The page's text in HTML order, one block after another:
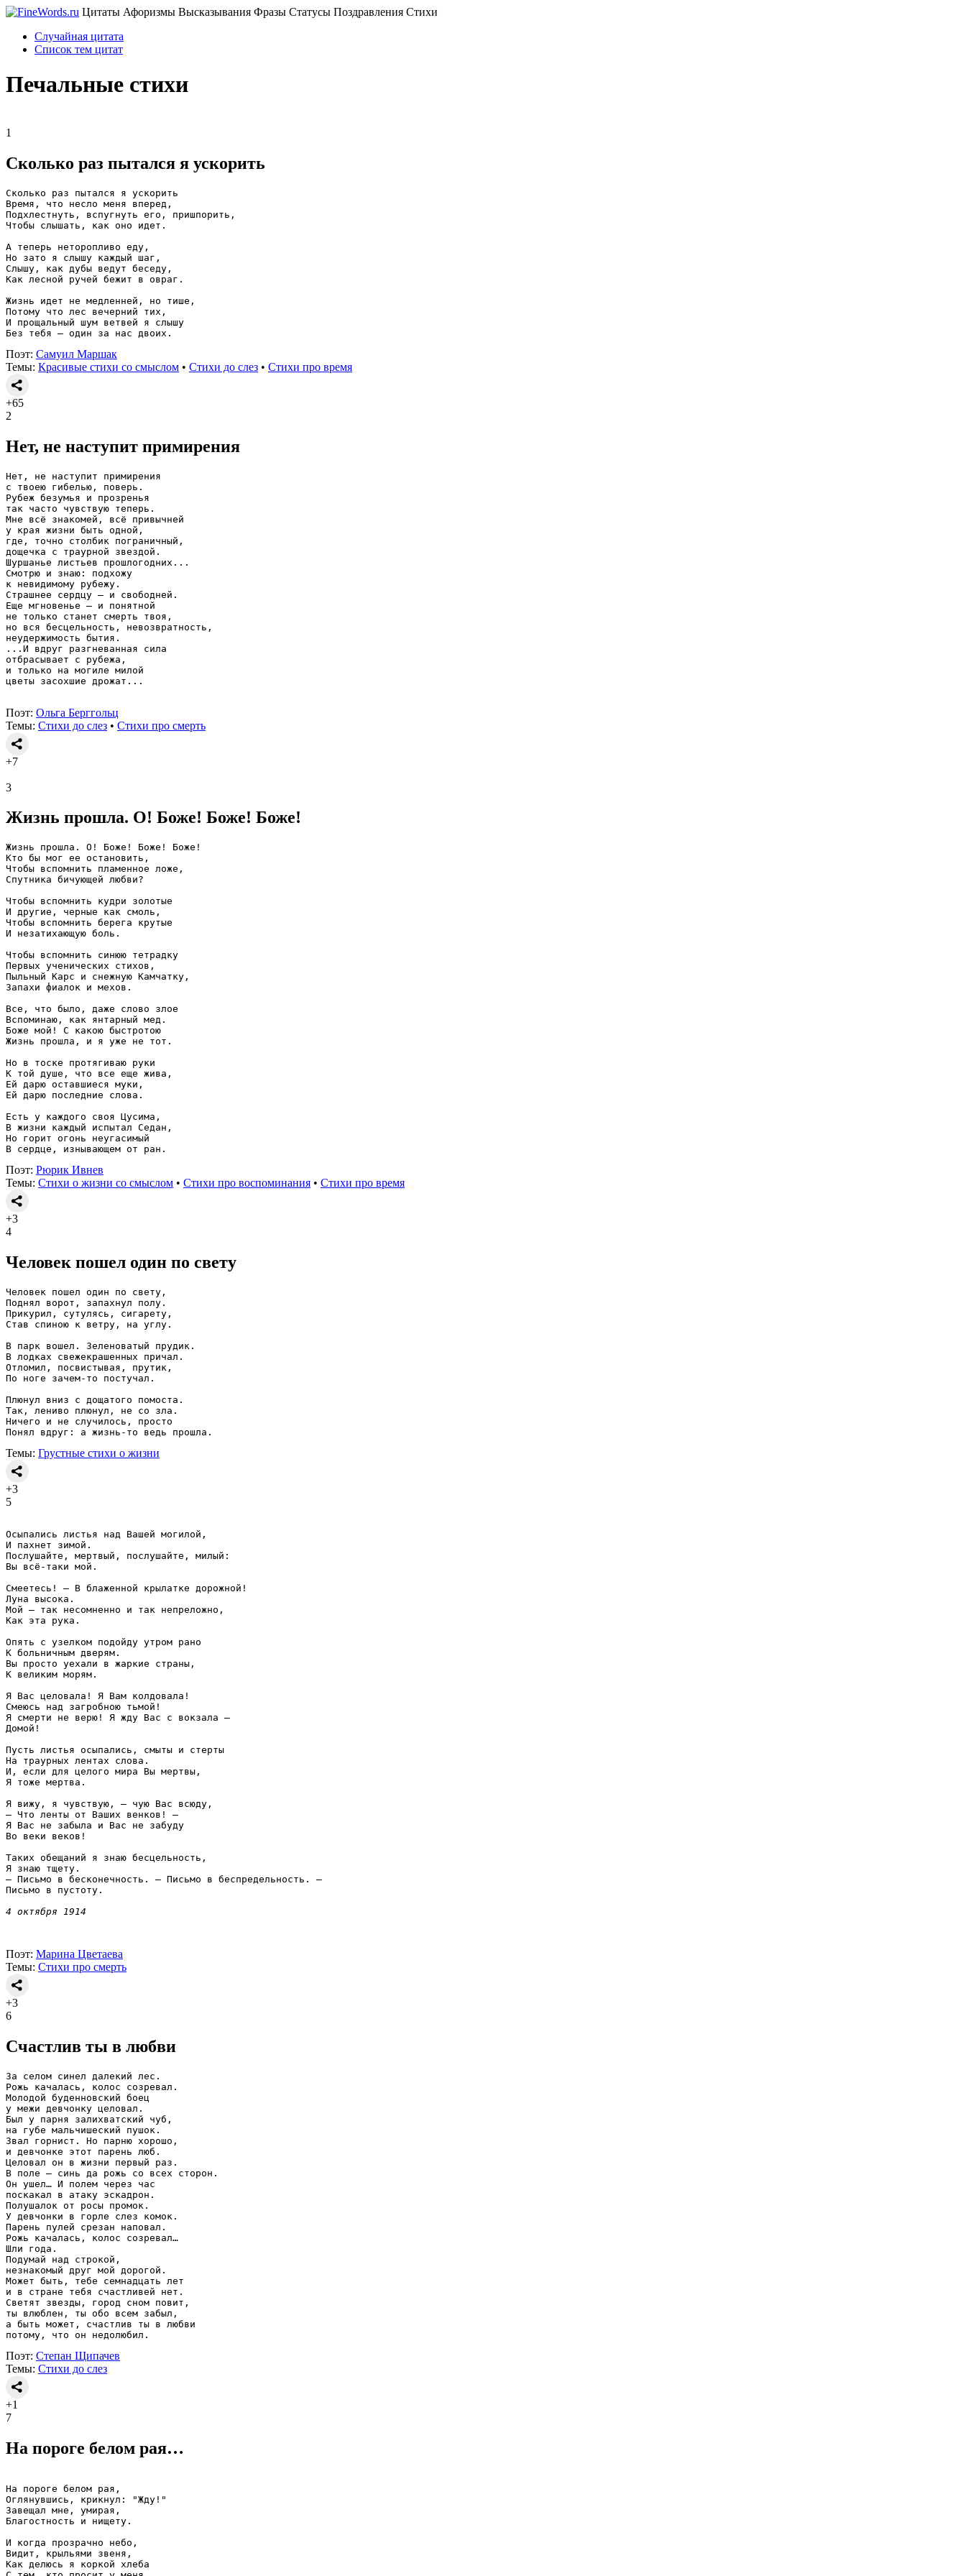
Цитаты Афоризмы Высказывания Фразы Статусы Поздравления Стихи
Случайная цитата
Список тем цитат
Печальные стихи
1
Сколько раз пытался я ускорить
Сколько раз пытался я ускорить
Время, что несло меня вперед,
Подхлестнуть, вспугнуть его, пришпорить,
Чтобы слышать, как оно идет.
А теперь неторопливо еду,
Но зато я слышу каждый шаг,
Слышу, как дубы ведут беседу,
Как лесной ручей бежит в овраг.
Жизнь идет не медленней, но тише,
Потому что лес вечерний тих,
И прощальный шум ветвей я слышу
Без тебя — один за нас двоих.
Поэт: Самуил Маршак
Темы: Красивые стихи со смыслом • Стихи до слез • Стихи про время
+65
2
Нет, не наступит примирения
Нет, не наступит примирения
с твоею гибелью, поверь.
Рубеж безумья и прозренья
так часто чувствую теперь.
Мне всё знакомей, всё привычней
у края жизни быть одной,
где, точно столбик пограничный,
дощечка с траурной звездой.
Шуршанье листьев прошлогодних...
Смотрю и знаю: подхожу
к невидимому рубежу.
Страшнее сердцу — и свободней.
Еще мгновенье — и понятной
не только станет смерть твоя,
но вся бесцельность, невозвратность,
неудержимость бытия.
...И вдруг разгневанная сила
отбрасывает с рубежа,
и только на могиле милой
цветы засохшие дрожат...
Поэт: Ольга Берггольц
Темы: Стихи до слез • Стихи про смерть
+7
3
Жизнь прошла. О! Боже! Боже! Боже!
Жизнь прошла. О! Боже! Боже! Боже!
Кто бы мог ее остановить,
Чтобы вспомнить пламенное ложе,
Спутника бичующей любви?
Чтобы вспомнить кудри золотые
И другие, черные как смоль,
Чтобы вспомнить берега крутые
И незатихающую боль.
Чтобы вспомнить синюю тетрадку
Первых ученических стихов,
Пыльный Карс и снежную Камчатку,
Запахи фиалок и мехов.
Все, что было, даже слово злое
Вспоминаю, как янтарный мед.
Боже мой! С какою быстротою
Жизнь прошла, и я уже не тот.
Но в тоске протягиваю руки
К той душе, что все еще жива,
Ей дарю оставшиеся муки,
Ей дарю последние слова.
Есть у каждого своя Цусима,
В жизни каждый испытал Седан,
Но горит огонь неугасимый
В сердце, изнывающем от ран.
Поэт: Рюрик Ивнев
Темы: Стихи о жизни со смыслом • Стихи про воспоминания • Стихи про время
+3
4
Человек пошел один по свету
Человек пошел один по свету,
Поднял ворот, запахнул полу.
Прикурил, сутулясь, сигарету,
Став спиною к ветру, на углу.
В парк вошел. Зеленоватый прудик.
В лодках свежекрашенных причал.
Отломил, посвистывая, прутик,
По ноге зачем-то постучал.
Плюнул вниз с дощатого помоста.
Так, лениво плюнул, не со зла.
Ничего и не случилось, просто
Понял вдруг: а жизнь-то ведь прошла.
Темы: Грустные стихи о жизни
+3
5
Осыпались листья над Вашей могилой,
И пахнет зимой.
Послушайте, мертвый, послушайте, милый:
Вы всё-таки мой.
Смеетесь! — В блаженной крылатке дорожной!
Луна высока.
Мой — так несомненно и так непреложно,
Как эта рука.
Опять с узелком подойду утром рано
К больничным дверям.
Вы просто уехали в жаркие страны,
К великим морям.
Я Вас целовала! Я Вам колдовала!
Смеюсь над загробною тьмой!
Я смерти не верю! Я жду Вас с вокзала —
Домой!
Пусть листья осыпались, смыты и стерты
На траурных лентах слова.
И, если для целого мира Вы мертвы,
Я тоже мертва.
Я вижу, я чувствую, — чую Вас всюду,
— Что ленты от Ваших венков! —
Я Вас не забыла и Вас не забуду
Во веки веков!
Таких обещаний я знаю бесцельность,
Я знаю тщету.
— Письмо в бесконечность. — Письмо в беспредельность. —
Письмо в пустоту.
4 октября 1914
Поэт: Марина Цветаева
Темы: Стихи про смерть
+3
6
Счастлив ты в любви
За селом синел далекий лес.
Рожь качалась, колос созревал.
Молодой буденновский боец
у межи девчонку целовал.
Был у парня залихватский чуб,
на губе мальчишеский пушок.
Звал горнист. Но парню хорошо,
и девчонке этот парень люб.
Целовал он в жизни первый раз.
В поле — синь да рожь со всех сторон.
Он ушел… И полем через час
поскакал в атаку эскадрон.
Полушалок от росы промок.
У девчонки в горле слез комок.
Парень пулей срезан наповал.
Рожь качалась, колос созревал…
Шли года.
Подумай над строкой,
незнакомый друг мой дорогой.
Может быть, тебе семнадцать лет
и в стране тебя счастливей нет.
Светят звезды, город сном повит,
ты влюблен, ты обо всем забыл,
а быть может, счастлив ты в любви
потому, что он недолюбил.
Поэт: Степан Щипачев
Темы: Стихи до слез
+1
7
На пороге белом рая…
На пороге белом рая,
Оглянувшись, крикнул: "Жду!"
Завещал мне, умирая,
Благостность и нищету.
И когда прозрачно небо,
Видит, крыльями звеня,
Как делюсь я коркой хлеба